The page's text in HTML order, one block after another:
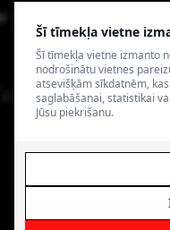
Šī tīmekļa vietne
Šī tīmekļa vietne izmanto
nodrošinātu vietnes
atsevišķām sīkdatnēm,
saglabāšanai, statistikai
Jūsu piekrišanu.
Privātuma politika
© 2026 4SPEED.LV.
veikala izveide -